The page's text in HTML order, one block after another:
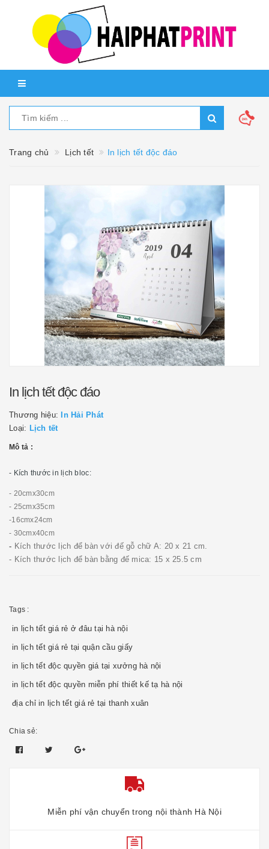
Trang chủ Lịch tết In lịch tết độc đáo
In lịch tết độc đáo
Thương hiệu:
In Hải Phát
Loại: Lịch tết
Mô tả :
- Kích thước in lịch bloc:
- 20cmx30cm
- 25cmx35cm
-16cmx24cm
- 30cmx40cm
- Kích thước lịch để bàn với đế gỗ chữ A: 20 x 21 cm.
- Kích thước lịch để bàn bằng đế mica: 15 x 25.5 cm
Tags :
in lịch tết giá rẻ ở đâu tại hà nội
in lịch tết giá rẻ tại quận cầu giấy
in lịch tết độc quyền giá tại xưởng hà nội
in lịch tết độc quyền miễn phí thiết kế tạ hà nội
địa chỉ in lịch tết giá rẻ tại thanh xuân
Chia sẻ:
Miễn phí vận chuyển trong nội thành Hà Nội